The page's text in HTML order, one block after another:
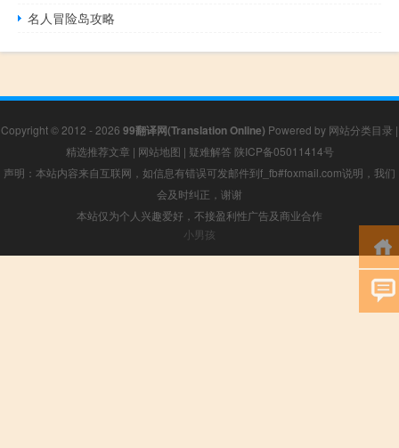
名人冒险岛攻略
Copyright © 2012 - 2026 99翻译网(Translation Online) Powered by 网站分类目录 |
精选推荐文章 | 网站地图 | 疑难解答 陕ICP备05011414号
声明：本站内容来自互联网，如信息有错误可发邮件到f_fb#foxmail.com说明，我们
会及时纠正，谢谢
本站仅为个人兴趣爱好，不接盈利性广告及商业合作
小男孩